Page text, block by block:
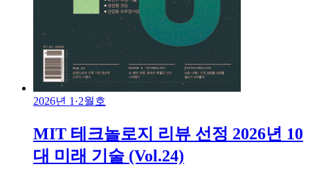
2026년 1·2월호
MIT 테크놀로지 리뷰 선정 2026년 10
대 미래 기술 (Vol.24)